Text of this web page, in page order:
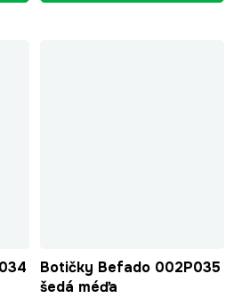
Botičky Befado 002P035
šedá méďa